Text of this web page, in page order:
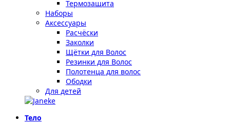
Термозащита
Наборы
Аксессуары
Расчёски
Заколки
Щётки для Волос
Резинки для Волос
Полотенца для волос
Ободки
Для детей
Тело